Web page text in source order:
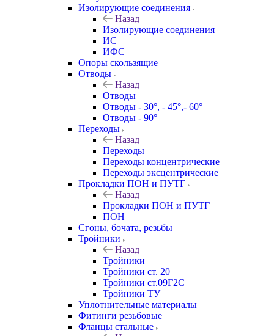
Изолирующие соединения
Назад
Изолирующие соединения
ИС
ИФС
Опоры скользящие
Отводы
Назад
Отводы
Отводы - 30°, - 45°,- 60°
Отводы - 90°
Переходы
Назад
Переходы
Переходы концентрические
Переходы эксцентрические
Прокладки ПОН и ПУТГ
Назад
Прокладки ПОН и ПУТГ
ПОН
Сгоны, бочата, резьбы
Тройники
Назад
Тройники
Тройники ст. 20
Тройники ст.09Г2С
Тройники ТУ
Уплотнительные материалы
Фитинги резьбовые
Фланцы стальные